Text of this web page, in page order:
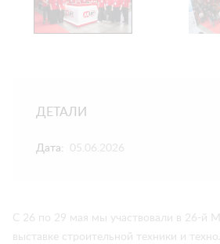
ДЕТАЛИ
Дата: 05.06.2026
С 26 по 29 мая мы участвовали в 26-й
выставке строительной техники и